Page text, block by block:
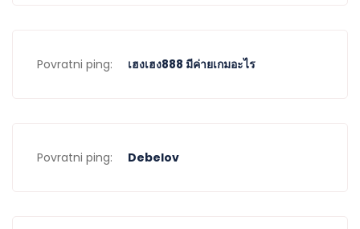
Povratni ping: เฮงเฮง888 มีค่ายเกมอะไร
Povratni ping: Debelov